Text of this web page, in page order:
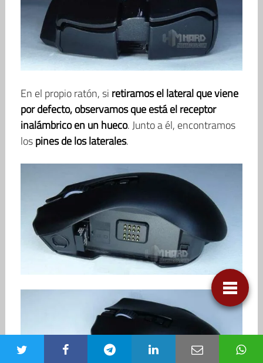
En el propio ratón, si retiramos el lateral que viene
por defecto, observamos que está el receptor
inalámbrico en un hueco. Junto a él, encontramos
lospines de los laterales.